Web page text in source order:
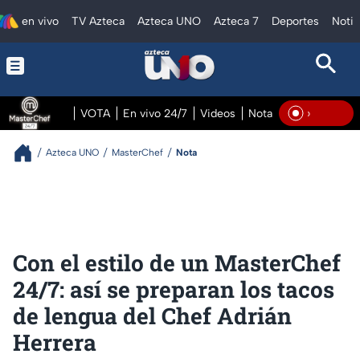
en vivo TV Azteca Azteca UNO Azteca 7 Deportes
VOTA En vivo 24/7 Videos Notas En vivo En Vivo
Azteca UNO MasterChef Nota
Con el estilo de un MasterChef
24/7: así se preparan los tacos
de lengua del Chef Adrián
Herrera